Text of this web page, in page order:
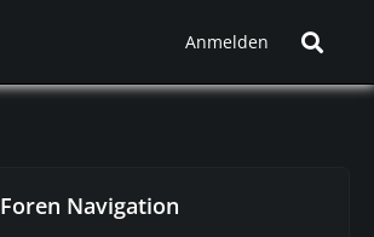
Anmelden
Foren Navigation